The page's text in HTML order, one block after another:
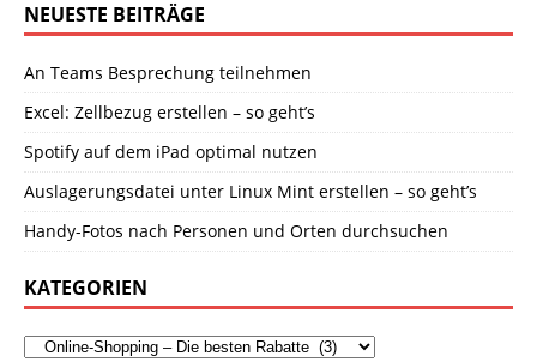
NEUESTE BEITRÄGE
An Teams Besprechung teilnehmen
Excel: Zellbezug erstellen – so geht’s
Spotify auf dem iPad optimal nutzen
Auslagerungsdatei unter Linux Mint erstellen – so geht’s
Handy-Fotos nach Personen und Orten durchsuchen
KATEGORIEN